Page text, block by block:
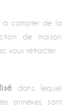
à compter de la
de maison
vous rétracter.
dans lequel
annexes, sont